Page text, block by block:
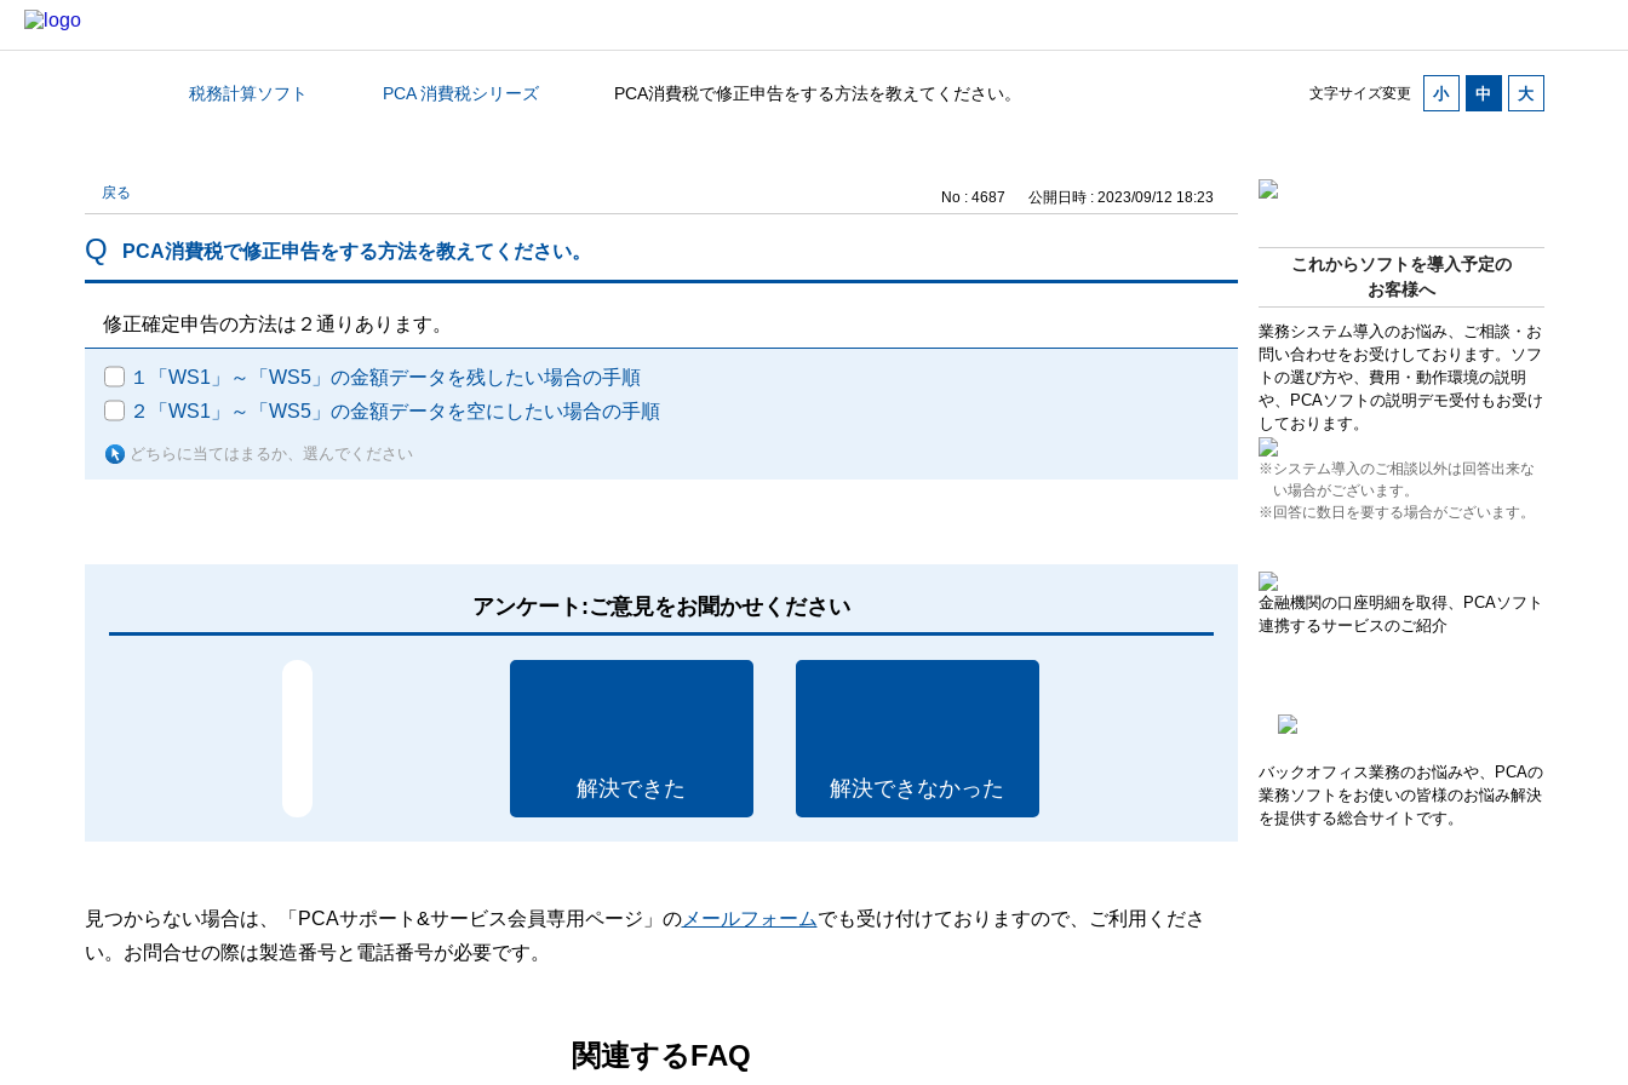
文字サイズ変更
カテゴリから探す税務計算ソフト PCA 消費税シリーズ PCA消費税で修正申告をする方法を教えてください。
これからソフトを導入予定の
お客様へ
業務システム導入のお悩み、ご相談・お
問い合わせをお受けしております。ソフ
トの選び方や、費用・動作環境の説明
や、PCAソフトの説明デモ受付もお受け
しております。
※システム導入のご相談以外は回答出来な
い場合がございます。
※回答に数日を要する場合がございます。
金融機関の口座明細を取得、PCAソフト
連携するサービスのご紹介
バックオフィス業務のお悩みや、PCAの
業務ソフトをお使いの皆様のお悩み解決
を提供する総合サイトです。
戻る No : 4687 公開日時 : 2023/09/12 18:23
PCA消費税で修正申告をする方法を教えてください。
修正確定申告の方法は２通りあります。
１「WS1」～「WS5」の金額データを残したい場合の手順
２「WS1」～「WS5」の金額データを空にしたい場合の手順
どちらに当てはまるか、選んでください
アンケート:ご意見をお聞かせください
解決できた 解決できなかった
見つからない場合は、「PCAサポート&サービス会員専用ページ」のメールフォームでも受け付けておりますので、ご利用くださ
い。お問合せの際は製造番号と電話番号が必要です。
関連するFAQ